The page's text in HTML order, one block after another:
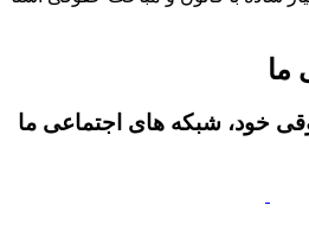
ما
خود، شبکه های اجتماعی ما